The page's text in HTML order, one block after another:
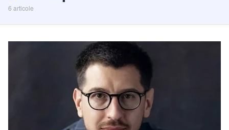
6 articole